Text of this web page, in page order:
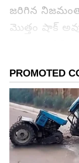
జరిగిన
మొత్తం షాక్
గూగుల్‌లో